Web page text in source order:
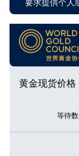
黄金现货价格
等待